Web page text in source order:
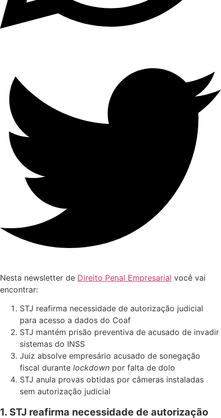
Nesta newsletter de Direito Penal Empresarial você vai
encontrar:
STJ reafirma necessidade de autorização judicial
para acesso a dados do Coaf
STJ mantém prisão preventiva de acusado de invadir
sistemas do INSS
Juiz absolve empresário acusado de sonegação
fiscal durante lockdown por falta de dolo
STJ anula provas obtidas por câmeras instaladas
sem autorização judicial
1. STJ reafirma necessidade de autorização